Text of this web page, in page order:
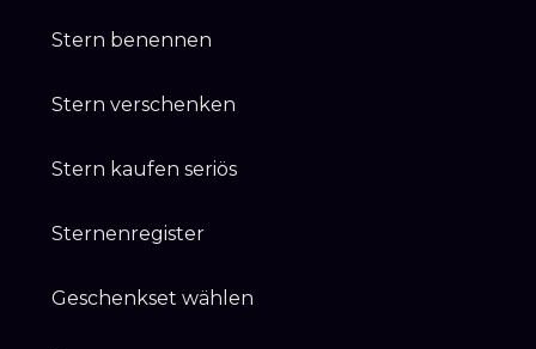
Stern benennen
Stern verschenken
Stern kaufen seriös
Sternenregister
Geschenkset wählen